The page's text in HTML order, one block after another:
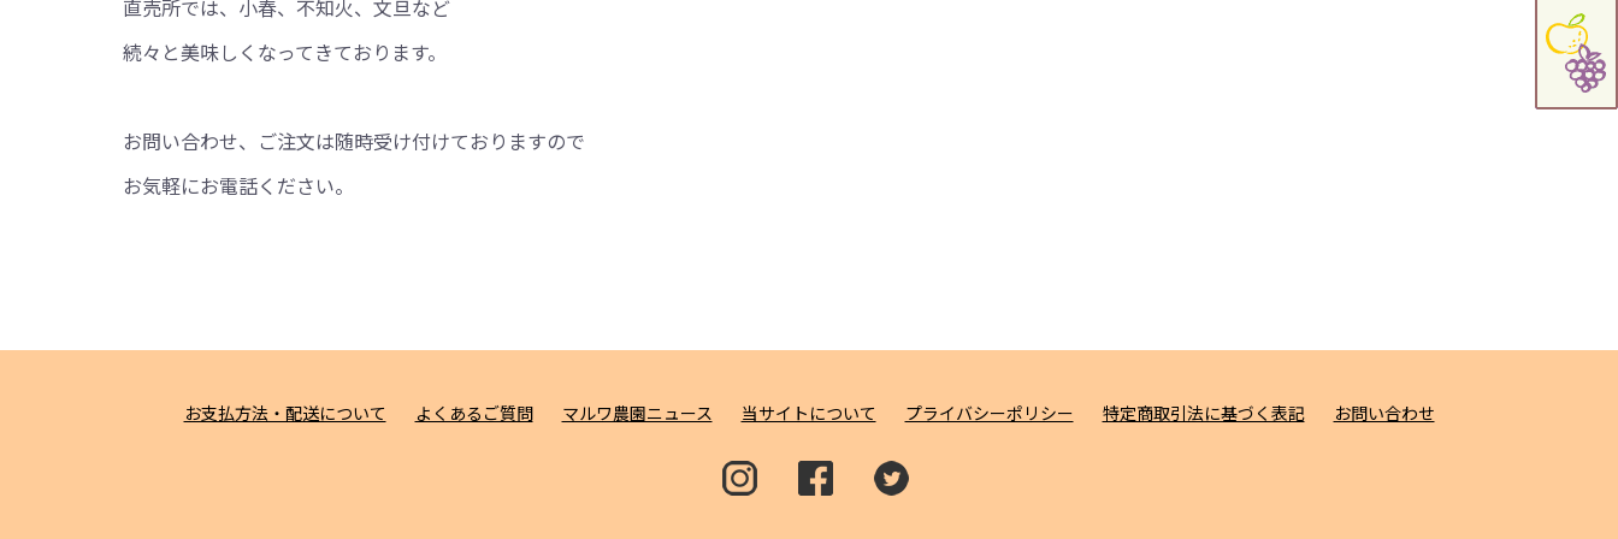
直売所では、小春、不知火、文旦など
続々と美味しくなってきております。
お問い合わせ、ご注文は随時受け付けておりますので
お気軽にお電話ください。
お支払方法・配送について よくあるご質問 マルワ農園ニュース 当サイトについて プライバシーポリシー 特定商取引法に基づく表記 お問い合わせ